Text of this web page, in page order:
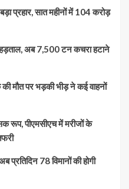
प्रहार, सात महीनों में 104 करोड़
हड़ताल, अब 7,500 टन कचरा हटाने
मौत पर भड़की भीड़ ने कई वाहनों
रूप, पीएमसीएच में मरीजों के
प्रतिदिन 78 विमानों की होगी